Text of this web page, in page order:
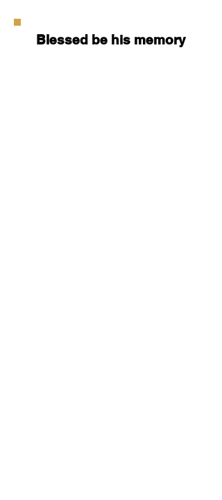
Blessed be his memory